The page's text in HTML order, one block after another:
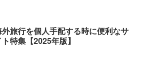
外旅行を個人手配する時に便利なサ
ト特集【2025年版】